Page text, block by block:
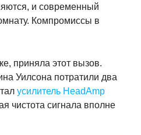
и современный
Компромиссы в
приняла этот вызов.
Уилсона потратили два
усилитель HeadAmp
чистота сигнала вполне